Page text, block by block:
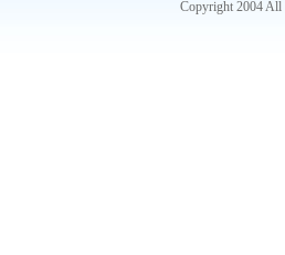
Copyright 2004 All